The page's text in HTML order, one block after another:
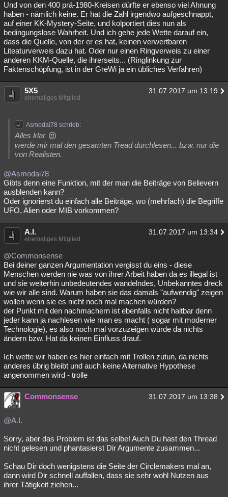
Und von den 400 prä-1980-Kreisen dürfte er ebenso viel Ahnung
haben - nämlich keine. Er hat die Zahl irgendwo aufgeschnappt,
auf einer KK-Mystery-Seite, und kolportiert dies nun als
bedingungslose Wahrheit. Und ich gehe jede Wette darauf ein,
dass die Quelle, von der er es hat, keinen verwertbaren
Liteaturverweis dazu hat. Oder nur einen Ringverweis zu einer
anderen KKM-Quelle, die ihrerseits... (Ringlinkung zur
Faktenschöpfung, ist in der GreWi ja ein übliches Verfahren)
5X5 31.07.2017 um 13:19
ehemaliges Mitglied
Asmodai78 schrieb:
Alles klar
werde mir mal den gesamten Tread durchlesen... bzw. nur die
von Realisten.
@Asmodai78
Gibts denn eine Funktion, mit der man die Beiträge von Believern
ausblenden kann?
Oder ignorierst du einfach alle Beiträge, wo (mehrfach) die Begriffe
UFO, Alien oder MIB vorkommen?
A.I. 31.07.2017 um 13:34
ehemaliges Mitglied
@Commonsense
Bei deiner ganzen Argumentation vergisst du eins - diese
Menschen werden nie was von ihrer Arbeit haben da es illegal ist
und sie weiterhin unbedeutendes wandelndes, Unbekanntes dreck
wie wir alle sind. Warum haben sie das damals "aufwendig" zeigen
wollen wenn sie es nicht noch mal machen würden?
der Punkt mit den nachmachern ist ebenfalls nicht haltbar denn
jeder kann ja nachlesen wie man es macht ( sogar mit moderner
Technologie), es also noch mal vorzuzeigen würde da nichts
ändern bzw. Hat da keinen Einfluss drauf.
Ich wette wir haben es hier einfach mit Trollen zutun, da nichts
anderes übrig bleibt und auch keine Alternative Hypothese
angenommen wird - trolle
Commonsense 31.07.2017 um 13:38
@A.I.
Sorry, aber das Problem ist das selbe! Auch Du hast den Thread
nicht gelesen und phantasierst Dir Argumente zusammen...
Schau Dir doch wenigstens die Seite der Circlemakers mal an,
dann wird Dir schnell auffallen, dass sie sehr wohl Nutzen aus
ihrer Tätigkeit ziehen...